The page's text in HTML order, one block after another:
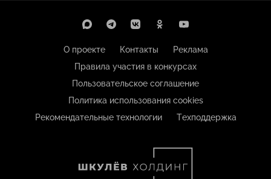
О проекте Контакты
Реклама
Правила участия в конкурсах
Пользовательское соглашение
Политика использования cookies
Рекомендательные технологии
Техподдержка